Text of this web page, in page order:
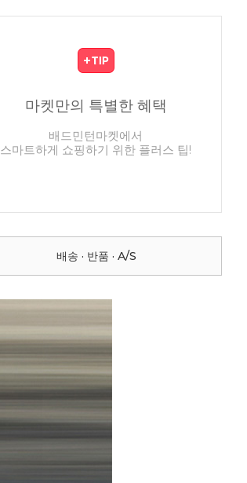
마켓만의 특별한 혜택
배드민턴마켓에서
스마트하게 쇼핑하기 위한 플러스 팁!
배송 · 반품 · A/S